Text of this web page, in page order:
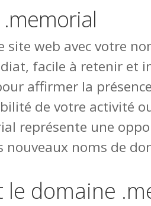
site web avec votre
facile à retenir et
affirmer la
de votre activité
représente une
nouveaux noms de
le domaine